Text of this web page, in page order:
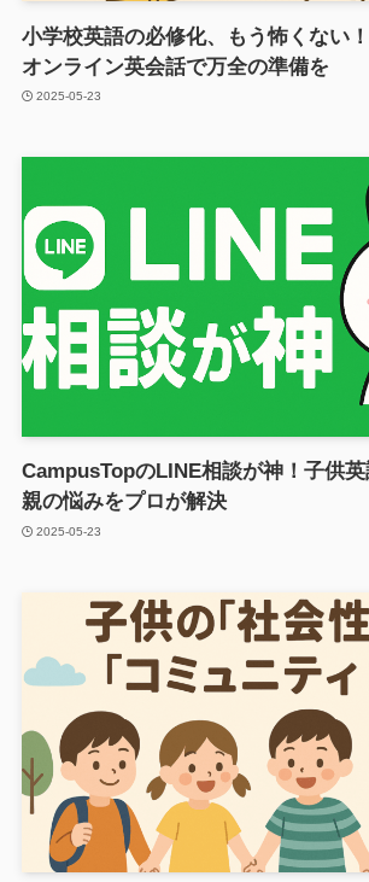
小学校英語の必修化、もう怖くない
オンライン英会話で万全の準備を
2025-05-23
CampusTopのLINE相談が神！子供
親の悩みをプロが解決
2025-05-23